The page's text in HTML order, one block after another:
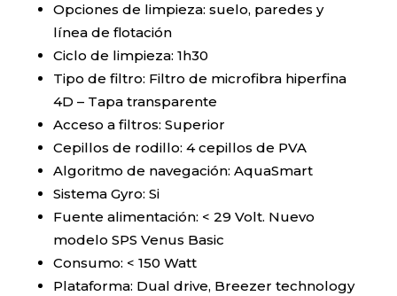
Opciones de limpieza: suelo, paredes y
línea de flotación
Ciclo de limpieza: 1h30
Tipo de filtro: Filtro de microfibra hiperfina
4D – Tapa transparente
Acceso a filtros: Superior
Cepillos de rodillo: 4 cepillos de PVA
Algoritmo de navegación: AquaSmart
Sistema Gyro: Si
Fuente alimentación: < 29 Volt. Nuevo
modelo SPS Venus Basic
Consumo: < 150 Watt
Plataforma: Dual drive, Breezer technology